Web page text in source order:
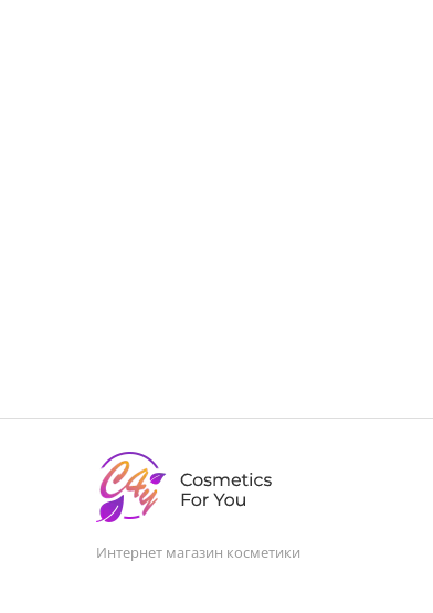
Интернет магазин косметики